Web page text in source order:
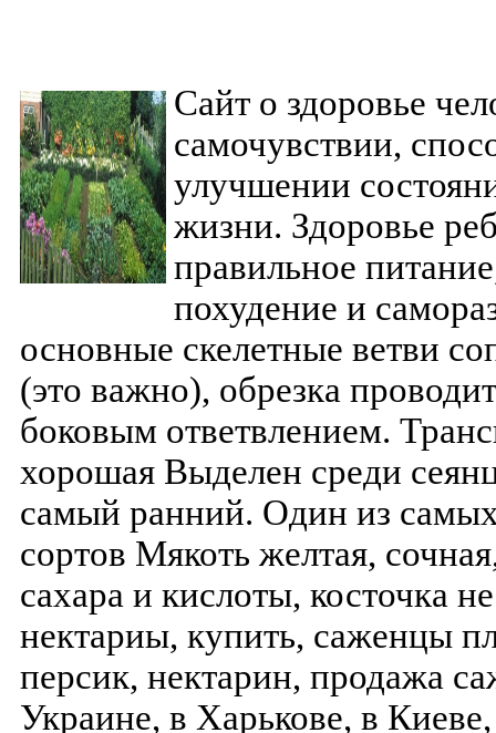
Сайт о здоровье
самочувствии,
улучшении
жизни. Здоровье
правильное
похудение и
основные скелетные ветви
(это важно), обрезка
боковым ответвлением.
хорошая Выделен среди
самый ранний. Один из
сортов Мякоть желтая,
сахара и кислоты, косточка
нектариы, купить, саженцы
персик, нектарин, продажа
Украине, в Харькове, в